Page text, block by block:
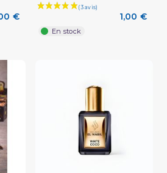
€ 1,00 €
En stock